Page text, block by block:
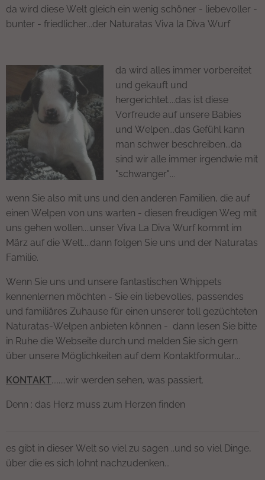
da wird diese Welt gleich ein wenig schöner - liebevoller -
bunter - friedlicher...der Naturatas Viva la Diva Wurf❤️💜
da wird alles immer vorbereitet
und gekauft und
hergerichtet....das ist diese
Vorfreude auf unsere Babies
und Welpen...das Gefühl kann
man schwer beschreiben...da
sind wir alle immer irgendwie mit
"schwanger"...
wenn Sie also mit uns und den anderen Familien, die auf
einen Welpen von uns warten - diesen freudigen Weg mit
uns gehen wollen....unser Viva La Diva Wurf kommt im
März auf die Welt....dann folgen Sie uns und der Naturatas
Familie.
Wenn Sie uns und unsere fantastischen Whippets
kennenlernen möchten - Sie ein liebevolles, passendes
und familiäres Zuhause für einen unserer toll gezüchteten
Naturatas-Welpen anbieten können - dann lesen Sie bitte
in Ruhe die Webseite durch und melden Sie sich gern
über unsere Möglichkeiten auf dem Kontaktformular...
KONTAKT........wir werden sehen, was passiert.
Denn : das Herz muss zum Herzen finden 💚
es gibt in dieser Welt so viel zu sagen ..und so viel Dinge,
über die es sich lohnt nachzudenken...